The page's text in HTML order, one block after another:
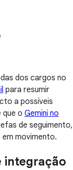
dos cargos no
para resumir
a possíveis
que o Gemini no
de seguimento,
movimento.
integração